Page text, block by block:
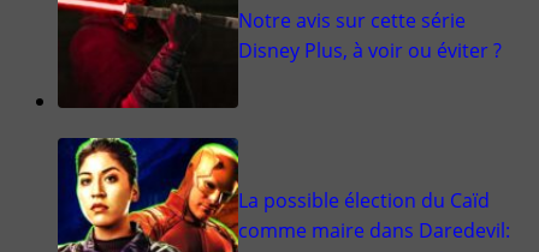
Notre avis sur cette série
Disney Plus, à voir ou éviter ?
La possible élection du Caïd
comme maire dans Daredevil: